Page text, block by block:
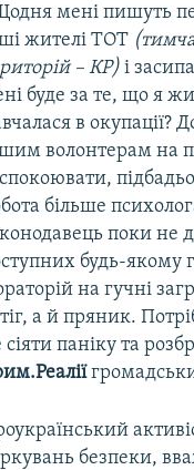
мені пишуть
жителі ТОТ
– КР)і
буде за те, що я
в окупації?
волонтерам на
більше
поки не
будь-якому
на гучні
а й пряник.
сіяти паніку та
безпеки,